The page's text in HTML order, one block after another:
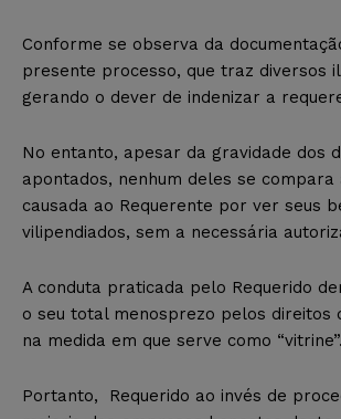
Conforme se observa da
presente processo, que traz diversos
gerando o dever de indenizar a
No entanto, apesar da gravidade dos
apontados, nenhum deles se compara
causada ao Requerente por ver seus
vilipendiados, sem a necessária
A conduta praticada pelo Requerido
o seu total menosprezo pelos direitos
na medida em que serve como “vitrine”.
Portanto, Requerido ao invés de